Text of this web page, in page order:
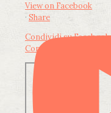
View on Facebook
· Share
Condividi su Facebook
Condividi su LinkedIn